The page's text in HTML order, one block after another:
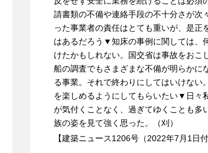
請書類の不備や連絡手段の不十分さが次
った事業者の責任はとても重いが、是
はあるだろう▼知床の事例に関しては、
けたかもしれない。国交省は事故をお
船の調査でもさまざまな不備が明らかに
る事業。それで終わりにしてはいけな
を楽しめるようにしてもらいたい▼日々
が気付くことなく、過ぎてゆくことも多
族の姿を見て強く思った。（刈）
【建築ニュース1206号（2022年7月1日付